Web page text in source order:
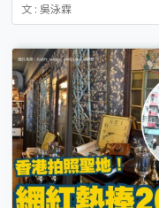
文 : 吳泳霖